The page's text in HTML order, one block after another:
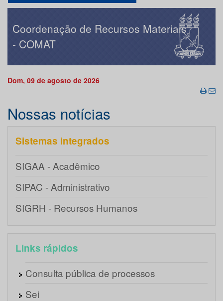
Coordenação de Recursos Materiais
- COMAT
Dom, 09 de agosto de 2026
Nossas notícias
Sistemas integrados
SIGAA - Acadêmico
SIPAC - Administrativo
SIGRH - Recursos Humanos
Links rápidos
Consulta pública de processos
Sei